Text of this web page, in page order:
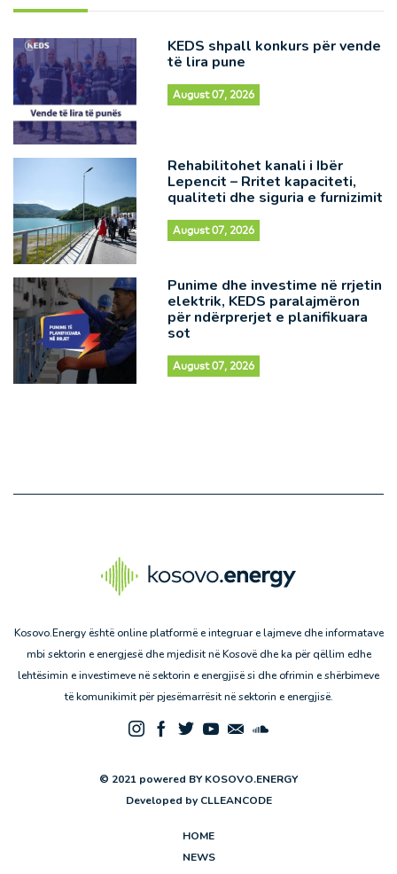
KEDS shpall konkurs për vende
të lira pune
August 07, 2026
Rehabilitohet kanali i Ibër
Lepencit – Rritet kapaciteti,
qualiteti dhe siguria e furnizimit
August 07, 2026
Punime dhe investime në rrjetin
elektrik, KEDS paralajmëron
për ndërprerjet e planifikuara
sot
August 07, 2026
Kosovo.Energy është online platformë e integruar e lajmeve dhe informatave
mbi sektorin e energjesë dhe mjedisit në Kosovë dhe ka për qëllim edhe
lehtësimin e investimeve në sektorin e energjisë si dhe ofrimin e shërbimeve
të komunikimit për pjesëmarrësit në sektorin e energjisë.
© 2021 powered BY KOSOVO.ENERGY
Developed by CLLEANCODE
HOME
NEWS